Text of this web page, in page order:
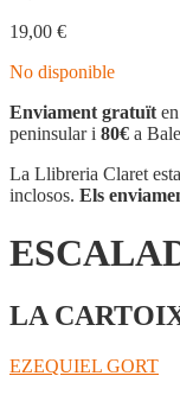
19,00 €
No disponible
Enviament gratuït
peninsular i 80€ a
La Llibreria Claret
inclosos. Els
LA
EZEQUIEL GORT